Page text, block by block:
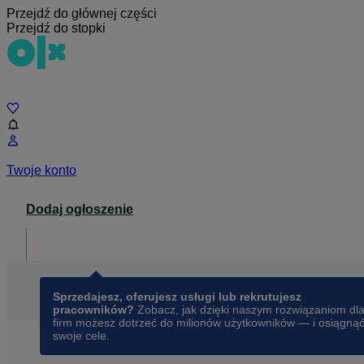
Przejdź do głównej części
Przejdź do stopki
Twoje konto
Dodaj ogłoszenie
Sprzedajesz, oferujesz usługi lub rekrutujesz
pracowników? Zobacz, jak dzięki naszym rozwiązaniom dla
firm możesz dotrzeć do milionów użytkowników — i osiągnąć
swoje cele.